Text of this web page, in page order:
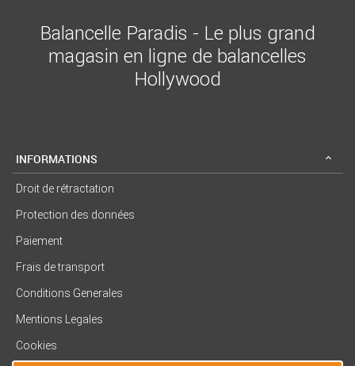
Balancelle Paradis - Le plus grand
magasin en ligne de balancelles
Hollywood
INFORMATIONS
Droit de rétractation
Protection des données
Paiement
Frais de transport
Conditions Generales
Mentions Legales
Cookies